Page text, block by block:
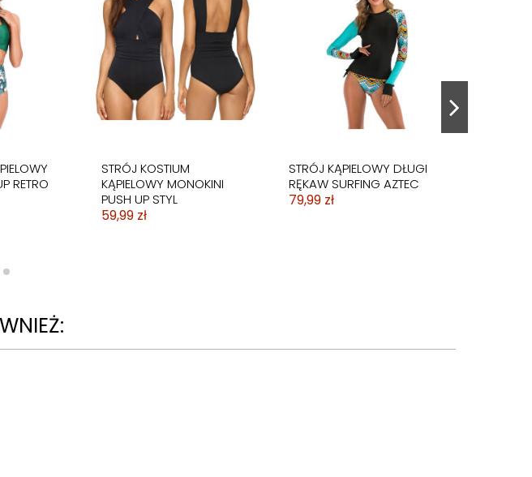
RETRO
STRÓJ KOSTIUM
KĄPIELOWY MONOKINI
PUSH UP STYL
59,99 zł
STRÓJ KĄPIELOWY DŁUGI
RĘKAW SURFING AZTEC
79,99 zł